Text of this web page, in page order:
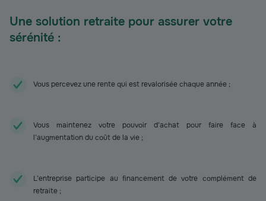
Une solution retraite pour assurer votre
sérénité :
Vous percevez une rente qui est revalorisée chaque année ;
Vous maintenez votre pouvoir d’achat pour faire face à
l’augmentation du coût de la vie ;
L’entreprise participe au financement de votre complément de
retraite ;